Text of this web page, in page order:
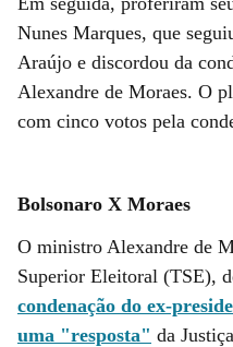
Nunes Marques, que
Araújo e discordou da
Alexandre de Moraes. O
com cinco votos pela
Bolsonaro X Moraes
O ministro Alexandre de
Superior Eleitoral (TSE),
condenação do ex-
uma "resposta" da